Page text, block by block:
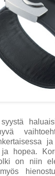
hopea.
on niin